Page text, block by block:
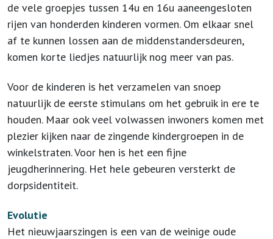
de vele groepjes tussen 14u en 16u aaneengesloten
rijen van honderden kinderen vormen. Om elkaar snel
af te kunnen lossen aan de middenstandersdeuren,
komen korte liedjes natuurlijk nog meer van pas.
Voor de kinderen is het verzamelen van snoep
natuurlijk de eerste stimulans om het gebruik in ere te
houden. Maar ook veel volwassen inwoners komen met
plezier kijken naar de zingende kindergroepen in de
winkelstraten. Voor hen is het een fijne
jeugdherinnering. Het hele gebeuren versterkt de
dorpsidentiteit.
Evolutie
Het nieuwjaarszingen is een van de weinige oude